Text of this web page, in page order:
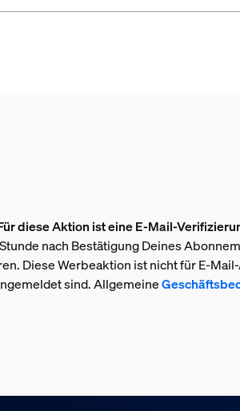
diese Aktion ist eine E-Mail-
nach Bestätigung Deines
Diese Werbeaktion ist nicht für E-
sind. Allgemeine